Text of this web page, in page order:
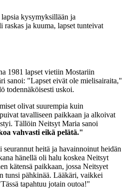
kysymyksillään ja
ja kuuma, lapset tunteivat
1981 lapset vietiin Mostariin
sanoi: "Lapset eivät ole mielisairaita,"
todennäköisesti uskoi.
olivat suurempia kuin
tavalliseen paikkaan ja alkoivat
Tällöin Neitsyt Maria sanoi
vahvasti eikä pelätä."
heitä ja havainnoinut heidän
hänellä oli halu koskea Neitsyt
kätensä paikkaan, jossa Neitsyet
tunsi pähkinää. Lääkäri, vaikkei
tapahtuu jotain outoa!"